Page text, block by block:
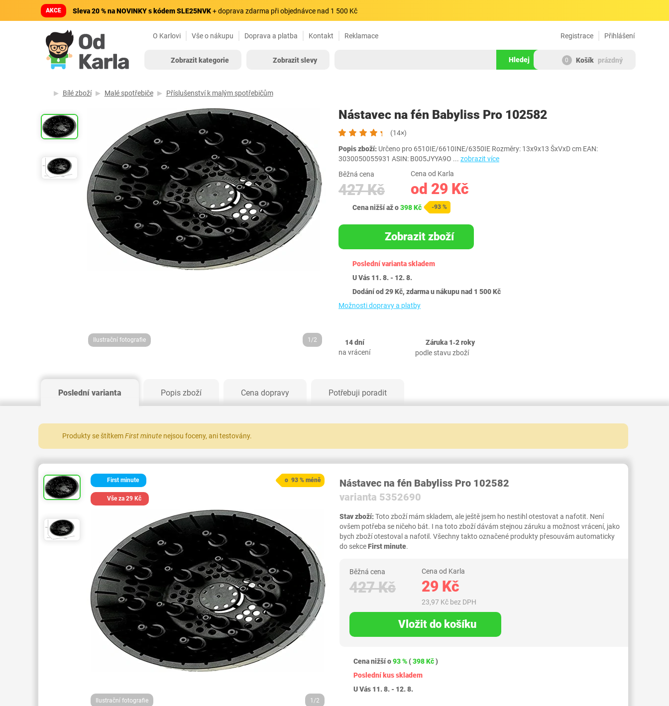
AKCE Sleva 20 % na NOVINKY s kódem SLE25NVK+ doprava zdarma při objednávce nad 1 500 Kč
O Karlovi Vše o nákupu Doprava a platba Kontakt Reklamace Přihlášení
Registrace
Zobrazit kategorie Zobrazit slevy Hledej 0 Košík prázdný
Bílé zboží Malé spotřebiče Příslušenství k malým spotřebičům
Ilustrační fotografie 1/2
Nástavec na fén Babyliss Pro 102582
(14×)
Popis zboží: Určeno pro 6510IE/6610INE/6350IE Rozměry: 13x9x13 ŠxVxD cm EAN:
3030050055931 ASIN: B005JYYA9O ... zobrazit více
Běžná cena
427 Kč
Cena od Karla
od 29 Kč
Cena nižší až o398 Kč -93 %
Zobrazit zboží
Poslední varianta skladem
U Vás 11. 8. - 12. 8.
Dodání od 29 Kč, zdarma u nákupu nad 1 500 Kč
Možnosti dopravy a platby
14 dní
na vrácení
Záruka 1‐2 roky
podle stavu zboží
Poslední varianta Popis zboží Cena dopravy Potřebuji poradit
Produkty se štítkemFirst minute nejsou foceny, ani testovány.
First minute
Vše za 29 Kč
Ilustrační fotografie 1/2
o 93 % méně
Nástavec na fén Babyliss Pro 102582
varianta 5352690
Stav zboží:Toto zboží mám skladem, ale ještě jsem ho nestihl otestovat a nafotit. Není
ovšem potřeba se ničeho bát. I na toto zboží dávám stejnou záruku a možnost vrácení, jako
bych zboží otestoval a nafotil. Všechny takto označené produkty přesouvám automaticky
do sekceFirst minute.
Běžná cena
427 Kč
Cena od Karla
29 Kč
23,97 Kč bez DPH
Vložit do košíku
Cena nižší o93 % (398 Kč)
Poslední kus skladem
U Vás 11. 8. - 12. 8.